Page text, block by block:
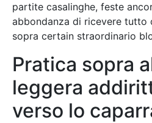
partite casalinghe, feste
abbondanza di ricevere tutto
sopra certain straordinario
Pratica sopra
leggera
verso lo